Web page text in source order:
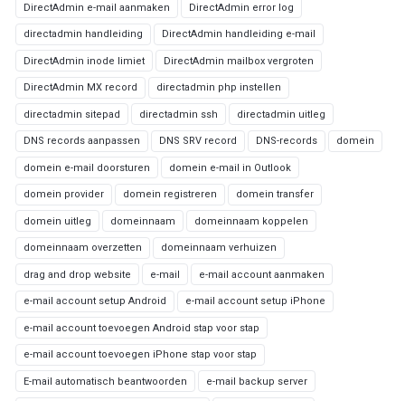
DirectAdmin e-mail aanmaken DirectAdmin error log
directadmin handleiding DirectAdmin handleiding e-mail
DirectAdmin inode limiet DirectAdmin mailbox vergroten
DirectAdmin MX record directadmin php instellen
directadmin sitepad directadmin ssh directadmin uitleg
DNS records aanpassen DNS SRV record DNS-records domein
domein e-mail doorsturen domein e-mail in Outlook
domein provider domein registreren domein transfer
domein uitleg domeinnaam domeinnaam koppelen
domeinnaam overzetten domeinnaam verhuizen
drag and drop website e-mail e-mail account aanmaken
e-mail account setup Android e-mail account setup iPhone
e-mail account toevoegen Android stap voor stap
e-mail account toevoegen iPhone stap voor stap
E-mail automatisch beantwoorden e-mail backup server